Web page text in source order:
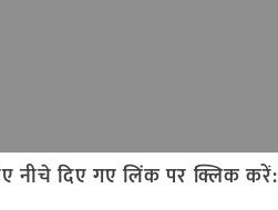
नीचे दिए गए लिंक पर क्लिक करें: